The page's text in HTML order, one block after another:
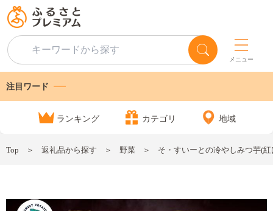
メニュー
注目ワード
ランキング カテゴリ 地域
Top 返礼品から探す 野菜 そ・すいーとの冷やしみつ芋(